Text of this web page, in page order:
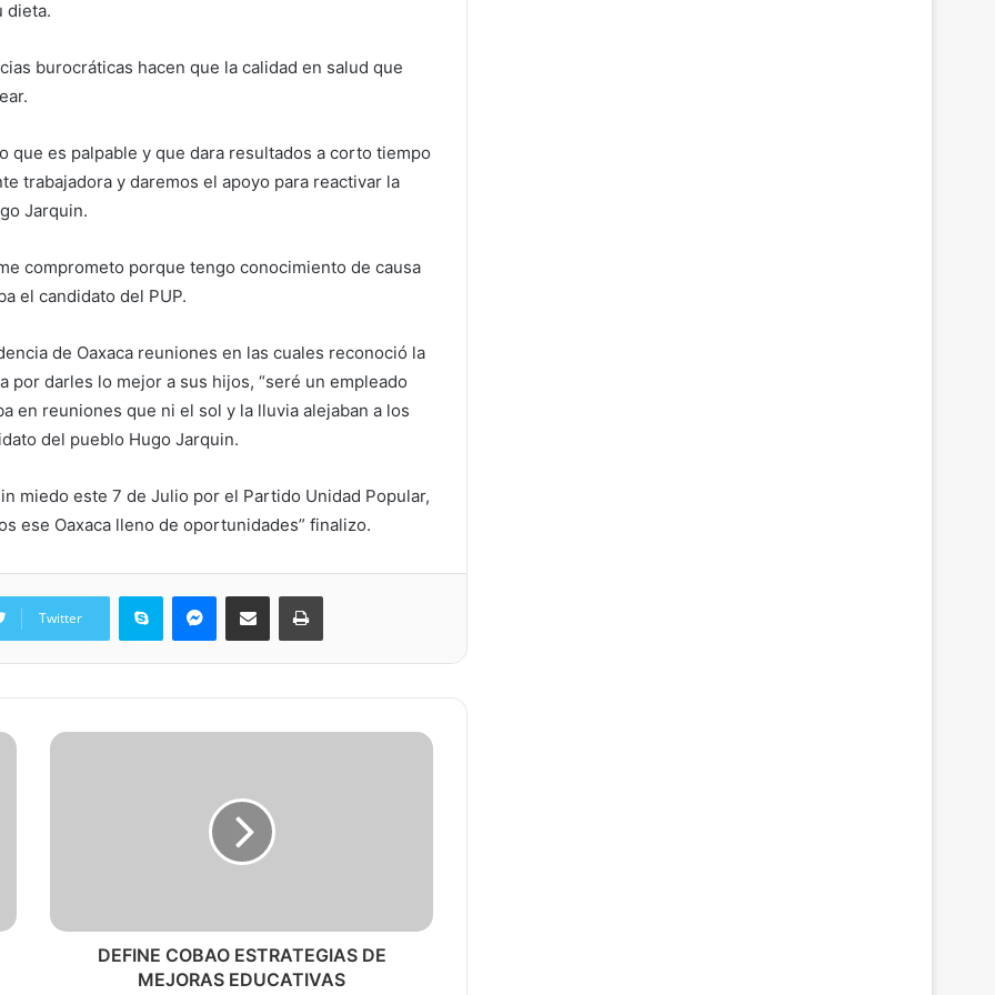
dieta.
burocráticas hacen que la calidad en salud que
que es palpable y que dara resultados a corto tiempo
trabajadora y daremos el apoyo para reactivar la
Jarquin.
comprometo porque tengo conocimiento de causa
el candidato del PUP.
de Oaxaca reuniones en las cuales reconoció la
por darles lo mejor a sus hijos, “seré un empleado
en reuniones que ni el sol y la lluvia alejaban a los
del pueblo Hugo Jarquin.
miedo este 7 de Julio por el Partido Unidad Popular,
ese Oaxaca lleno de oportunidades” finalizo.
Twitter
Skype Messenger
Share via Email Print
DEFINE COBAO ESTRATEGIAS DE
MEJORAS EDUCATIVAS